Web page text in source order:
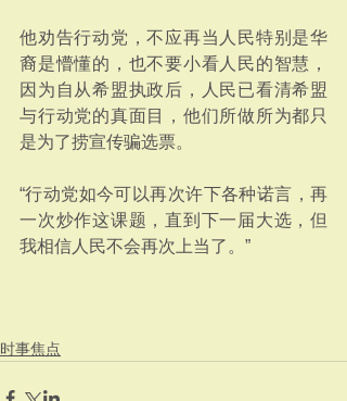
他劝告行动党，不应再当人民特别是华
裔是懵懂的，也不要小看人民的智慧，
因为自从希盟执政后，人民已看清希盟
与行动党的真面目，他们所做所为都只
是为了捞宣传骗选票。
“行动党如今可以再次许下各种诺言，再
一次炒作这课题，直到下一届大选，但
我相信人民不会再次上当了。”
时事焦点